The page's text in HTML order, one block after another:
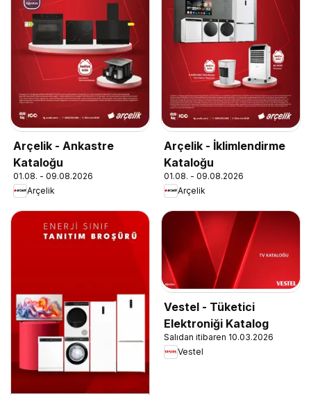
Arçelik - Ankastre
Kataloğu
01.08. - 09.08.2026
Arçelik
Arçelik - İklimlendirme
Kataloğu
01.08. - 09.08.2026
Arçelik
Vestel - Tüketici
Elektroniği Katalog
Salıdan itibaren 10.03.2026
Vestel